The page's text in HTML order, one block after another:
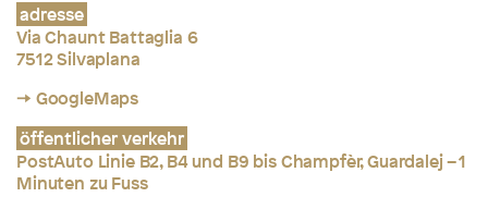
adresse
Via Chaunt Battaglia 6
7512 Silvaplana
→ GoogleMaps
öffentlicher verkehr
PostAuto Linie B2, B4 und B9 bis Champfèr, Guardalej – 1
Minuten zu Fuss